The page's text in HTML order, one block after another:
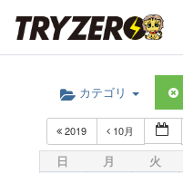
カテゴリ
2019 10月
日 月 火